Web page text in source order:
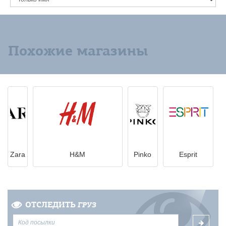
Похожие магазины
Zara H&M Pinko Esprit
ОТСЛЕДИТЬ ГРУЗ